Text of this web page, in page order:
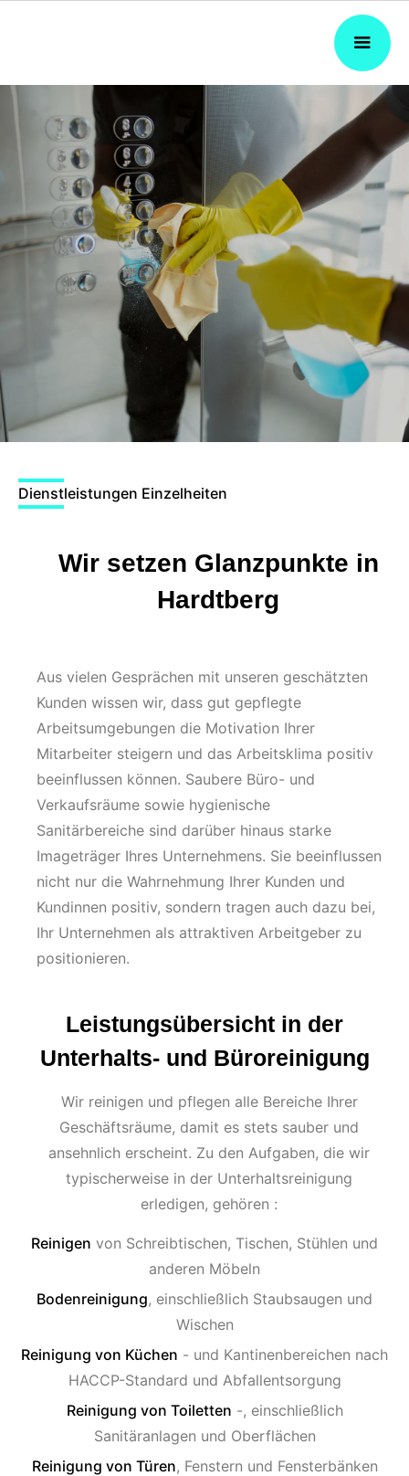
Dienstleistungen Einzelheiten
Wir setzen Glanzpunkte in
Hardtberg
Aus vielen Gesprächen mit unseren geschätzten
Kunden wissen wir, dass gut gepflegte
Arbeitsumgebungen die Motivation Ihrer
Mitarbeiter steigern und das Arbeitsklima positiv
beeinflussen können. Saubere Büro- und
Verkaufsräume sowie hygienische
Sanitärbereiche sind darüber hinaus starke
Imageträger Ihres Unternehmens. Sie beeinflussen
nicht nur die Wahrnehmung Ihrer Kunden und
Kundinnen positiv, sondern tragen auch dazu bei,
Ihr Unternehmen als attraktiven Arbeitgeber zu
positionieren.
Leistungs­übersicht in der
Unterhalts- und Büroreinigung
Wir reinigen und pflegen alle Bereiche Ihrer
Geschäftsräume, damit es stets sauber und
ansehnlich erscheint. Zu den Aufgaben, die wir
typischerweise in der Unterhaltsreinigung
erledigen, gehören :
Reinigen von Schreibtischen, Tischen, Stühlen und
anderen Möbeln
Bodenreinigung, einschließlich Staubsaugen und
Wischen
Reinigung von Küchen - und Kantinenbereichen nach
HACCP-Standard und Abfallentsorgung
Reinigung von Toiletten -, einschließlich
Sanitäranlagen und Oberflächen
Reinigung von Türen, Fenstern und Fensterbänken